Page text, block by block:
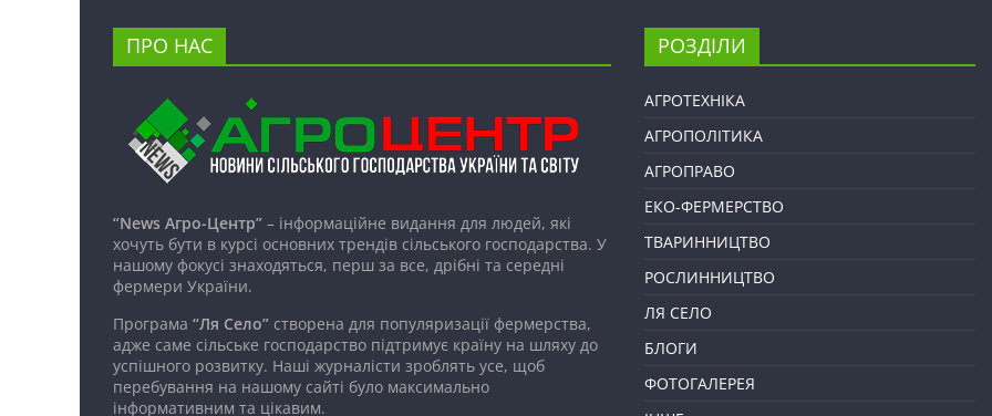
ПРО НАС
“News Агро-Центр” – інформаційне видання для людей, які
хочуть бути в курсі основних трендів сільського господарства. У
нашому фокусі знаходяться, перш за все, дрібні та середні
фермери України.
Програма “Ля Село” створена для популяризації фермерства,
адже саме сільське господарство підтримує країну на шляху до
успішного розвитку. Наші журналісти зроблять усе, щоб
перебування на нашому сайті було максимально
інформативним та цікавим.
РОЗДІЛИ
АГРОТЕХНІКА
АГРОПОЛІТИКА
АГРОПРАВО
ЕКО-ФЕРМЕРСТВО
ТВАРИННИЦТВО
РОСЛИННИЦТВО
ЛЯ СЕЛО
БЛОГИ
ФОТОГАЛЕРЕЯ